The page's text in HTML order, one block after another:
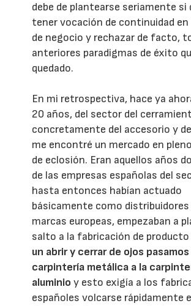
debe de plantearse seriamente si
tener vocación de continuidad en
de negocio y rechazar de facto,
anteriores paradigmas de éxito
quedado.
En mi retrospectiva, hace ya
20 años, del sector del
concretamente del accesorio y
me encontré un mercado en
de eclosión. Eran aquellos años
de las empresas españolas del
hasta entonces habían actuado
básicamente como
marcas europeas, empezaban a
salto a la fabricación de producto
un abrir y cerrar de ojos
carpintería metálica a la
aluminio y esto exigía a los
españoles volcarse rápidamente